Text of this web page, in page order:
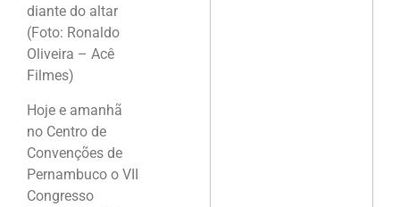
diante do altar
(Foto: Ronaldo
Oliveira – Acê
Filmes)
Hoje e amanhã
no Centro de
Convenções de
Pernambuco o VII
Congresso